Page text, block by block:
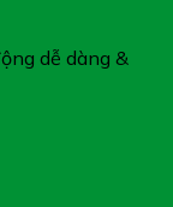
dễ dàng &